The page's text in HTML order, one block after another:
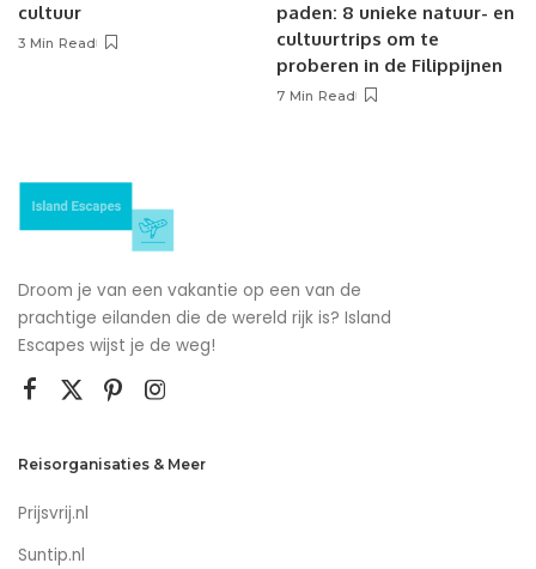
cultuur
3 Min Read
paden: 8 unieke natuur- en
cultuurtrips om te
proberen in de Filippijnen
7 Min Read
Droom je van een vakantie op een van de
prachtige eilanden die de wereld rijk is? Island
Escapes wijst je de weg!
Reisorganisaties & Meer
Prijsvrij.nl
Suntip.nl